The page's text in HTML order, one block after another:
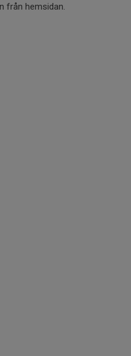
från hemsidan.